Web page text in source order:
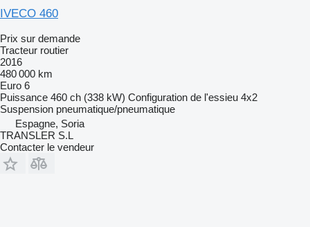
IVECO 460
Prix sur demande
Tracteur routier
2016
480 000 km
Euro 6
Puissance 460 ch (338 kW) Configuration de l'essieu 4x2
Suspension pneumatique/pneumatique
Espagne, Soria
TRANSLER S.L
Contacter le vendeur